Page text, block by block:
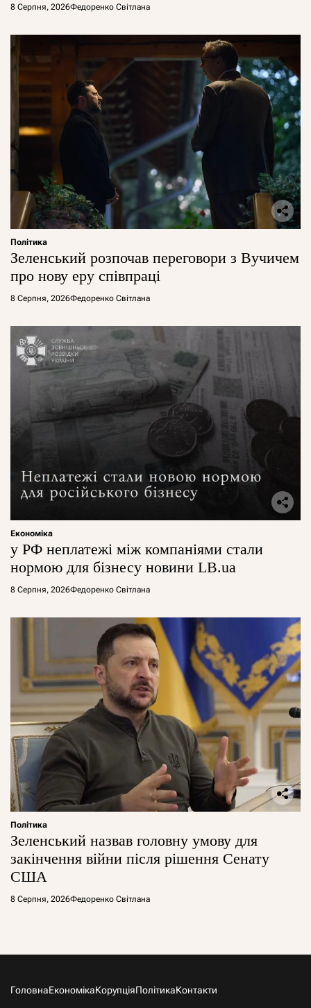
8 Серпня, 2026Федоренко Світлана
Політика
Зеленський розпочав переговори з Вучичем
про нову еру співпраці
8 Серпня, 2026Федоренко Світлана
Економіка
у РФ неплатежі між компаніями стали
нормою для бізнесу новини LB.ua
8 Серпня, 2026Федоренко Світлана
Політика
Зеленський назвав головну умову для
закінчення війни після рішення Сенату
США
8 Серпня, 2026Федоренко Світлана
ГоловнаЕкономікаКорупціяПолітикаКонтакти